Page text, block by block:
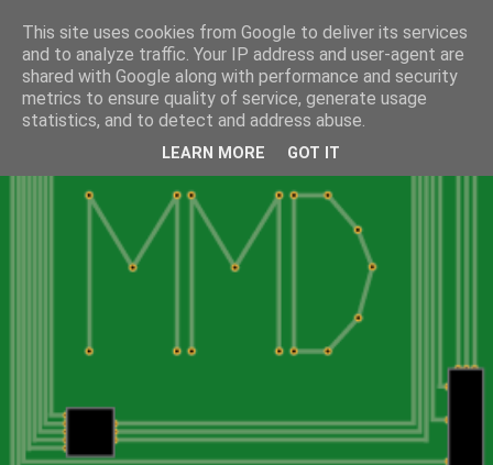
This site uses cookies from Google to deliver its services
and to analyze traffic. Your IP address and user-agent are
shared with Google along with performance and security
metrics to ensure quality of service, generate usage
statistics, and to detect and address abuse.
LEARN MORE GOT IT